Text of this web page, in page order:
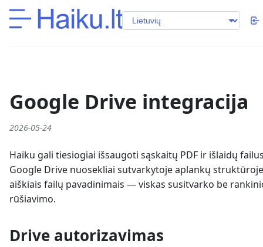
Google Drive integracija
2026-05-24
Haiku gali tiesiogiai išsaugoti sąskaitų PDF ir išlaidų
Google Drive nuosekliai sutvarkytoje aplankų
aiškiais failų pavadinimais — viskas susitvarko be
rūšiavimo.
Drive autorizavimas